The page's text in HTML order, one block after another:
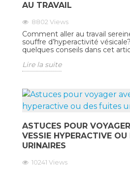
AU TRAVAIL
8802 Views
Comment aller au travail
souffre d’hyperactivité
quelques conseils dans cet
Lire la suite
ASTUCES POUR
VESSIE HYPERACTIVE OU
URINAIRES
10241 Views